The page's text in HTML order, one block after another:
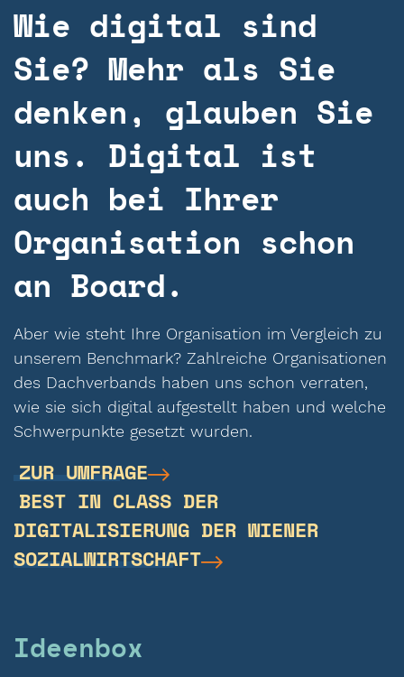
Wie digital sind
Sie? Mehr als Sie
denken, glauben Sie
uns. Digital ist
auch bei Ihrer
Organisation schon
an Board.
Aber wie steht Ihre Organisation im Vergleich zu
unserem Benchmark? Zahlreiche Organisationen
des Dachverbands haben uns schon verraten,
wie sie sich digital aufgestellt haben und welche
Schwerpunkte gesetzt wurden.
ZUR UMFRAGE
BEST IN CLASS DER
DIGITALISIERUNG DER WIENER
SOZIALWIRTSCHAFT
Ideenbox